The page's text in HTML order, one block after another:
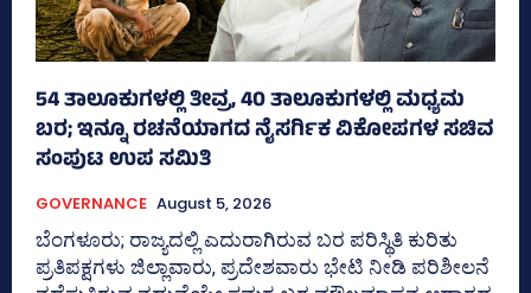
54 ತಾಲೂಕುಗಳಲ್ಲಿ ತೀವ್ರ, 40 ತಾಲೂಕುಗಳಲ್ಲಿ ಮಧ್ಯಮ
ಬರ; ಇನ್ನೂ ರಚನೆಯಾಗದ ನೈಸರ್ಗಿಕ ವಿಕೋಪಗಳ ಸಚಿವ
ಸಂಪುಟ ಉಪ ಸಮಿತಿ
GOVERNANCE August 5, 2026
ಬೆಂಗಳೂರು; ರಾಜ್ಯದಲ್ಲಿ ಎದುರಾಗಿರುವ ಬರ ಪರಿಸ್ಥಿತಿ ಕುರಿತು
ಪ್ರತಿಪಕ್ಷಗಳು ಜಿಲ್ಲಾವಾರು, ಪ್ರದೇಶವಾರು ಭೇಟಿ ನೀಡಿ ಪರಿಶೀಲನೆ